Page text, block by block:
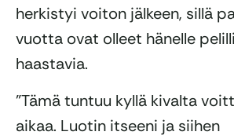
herkistyi voiton jälkeen, sillä
vuotta ovat olleet hänelle
haastavia.
”Tämä tuntuu kyllä kivalta
aikaa. Luotin itseeni ja siihen